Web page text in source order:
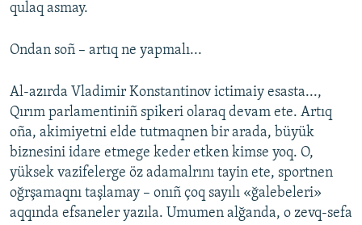
qulaq asmay.
Ondan soñ – artıq ne yapmalı...
Al-azırda Vladimir Konstantinov ictimaiy esasta...,
Qırım parlamentiniñ spikeri olaraq devam ete. Artıq
oña, akimiyetni elde tutmaqnen bir arada, büyük
biznesini idare etmege keder etken kimse yoq. O,
yüksek vazifelerge öz adamalrını tayin ete, sportnen
oğrşamaqnı taşlamay – onıñ çoq sayılı «ğalebeleri»
aqqında efsaneler yazıla. Umumen alğanda, o zevq-sefa